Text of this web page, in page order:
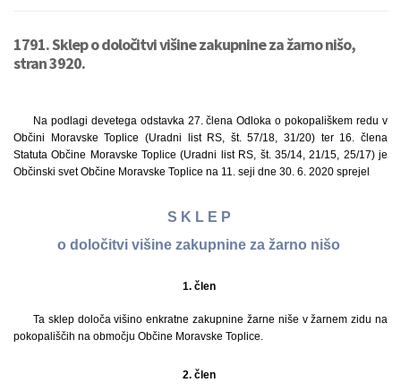
1791. Sklep o določitvi višine zakupnine za žarno nišo,
stran 3920.
Na podlagi devetega odstavka 27. člena Odloka o pokopališkem redu v
Občini Moravske Toplice (Uradni list RS, št. 57/18, 31/20) ter 16. člena
Statuta Občine Moravske Toplice (Uradni list RS, št. 35/14, 21/15, 25/17) je
Občinski svet Občine Moravske Toplice na 11. seji dne 30. 6. 2020 sprejel
S K L E P
o določitvi višine zakupnine za žarno nišo
1. člen
Ta sklep določa višino enkratne zakupnine žarne niše v žarnem zidu na
pokopališčih na območju Občine Moravske Toplice.
2. člen